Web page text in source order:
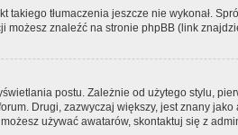
tłumaczenia jeszcze nie wykonał.
możesz znaleźć na stronie phpBB (link
postu. Zależnie od użytego stylu,
Drugi, zazwyczaj większy, jest znany
używać awatarów, skontaktuj się z